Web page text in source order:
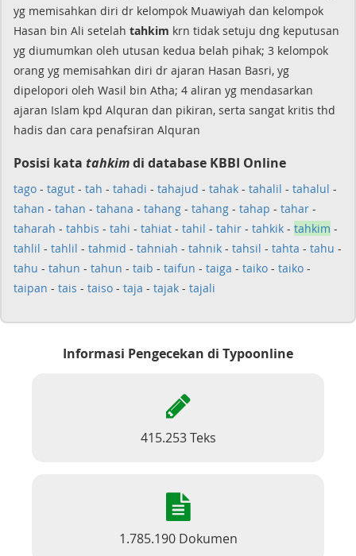
yg memisahkan diri dr kelompok Muawiyah dan kelompok
Hasan bin Ali setelah tahkim krn tidak setuju dng keputusan
yg diumumkan oleh utusan kedua belah pihak; 3 kelompok
orang yg memisahkan diri dr ajaran Hasan Basri, yg
dipelopori oleh Wasil bin Atha; 4 aliran yg mendasarkan
ajaran Islam kpd Alquran dan pikiran, serta sangat kritis thd
hadis dan cara penafsiran Alquran
Posisi kata tahkimdi database KBBI Online
tago - tagut - tah - tahadi - tahajud - tahak - tahalil - tahalul -
tahan - tahan - tahana - tahang - tahang - tahap - tahar -
taharah - tahbis - tahi - tahiat - tahil - tahir - tahkik - tahkim -
tahlil - tahlil - tahmid - tahniah - tahnik - tahsil - tahta - tahu -
tahu - tahun - tahun - taib - taifun - taiga - taiko - taiko -
taipan - tais - taiso - taja - tajak - tajali
Informasi Pengecekan di Typoonline
415.253 Teks
1.785.190 Dokumen